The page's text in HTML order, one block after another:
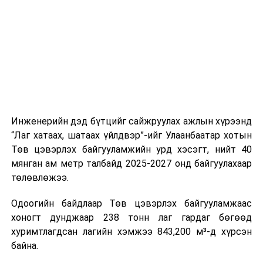
өдөр тутмын ажлын бэлэн байдлыг хангах зэрэг
практик ур чадварыг сургалтын хөтөлбөрт тусгажээ.
Сургалтыг танилцуулах лекц, асуулт-хариулт,
жишээнд суурилсан сургалт, багаар ажиллах дасгал,
танилцах, онцгой нөхцөлд ажиллах дадлага зэрэг
онол, практик хосолсон хэлбэрээр зохион байгуулж
байна.
Инженерийн дэд бүтцийг сайжруулах ажлын хүрээнд
“Лаг хатаах, шатаах үйлдвэр”-ийг Улаанбаатар хотын
Төв цэвэрлэх байгууламжийн урд хэсэгт, нийт 40
мянган ам метр талбайд 2025-2027 онд байгуулахаар
төлөвлөжээ.
Одоогийн байдлаар Төв цэвэрлэх байгууламжаас
хоногт дунджаар 238 тонн лаг гардаг бөгөөд
хуримтлагдсан лагийн хэмжээ 843,200 м³-д хүрсэн
байна.